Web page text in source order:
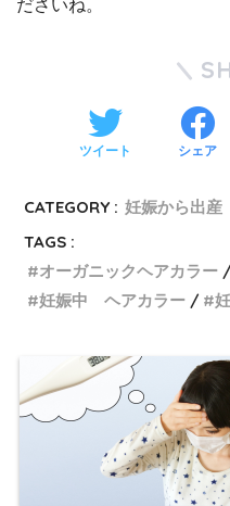
ださいね。
ツイート シェア
CATEGORY : 妊娠から出産
TAGS :
オーガニックヘアカラー
妊娠中 ヘアカラー